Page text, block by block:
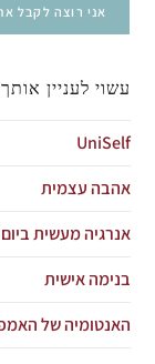
עשוי לעניין
UniSelf
אהבה עצמית
אנרגיה מעשית ביום
בנימה אישית
האנטומיה של